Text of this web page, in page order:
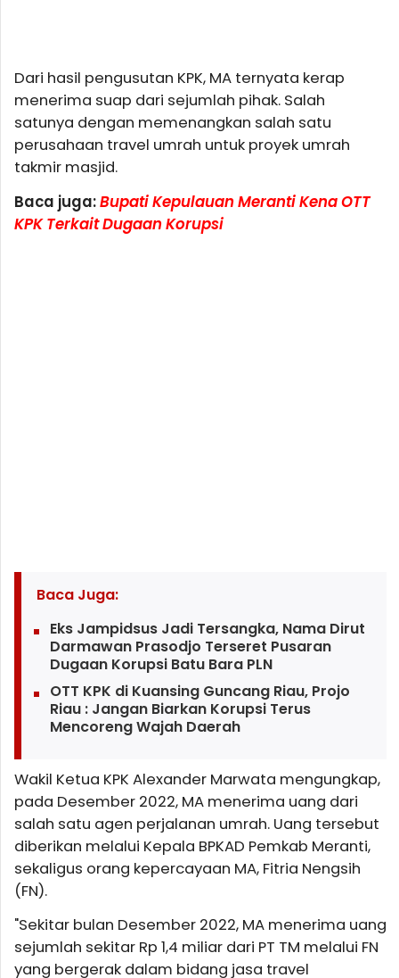
Dari hasil pengusutan KPK, MA ternyata kerap
menerima suap dari sejumlah pihak. Salah
satunya dengan memenangkan salah satu
perusahaan travel umrah untuk proyek umrah
takmir masjid.
Baca juga:Bupati Kepulauan Meranti Kena OTT
KPK Terkait Dugaan Korupsi
Baca Juga:
Eks Jampidsus Jadi Tersangka, Nama Dirut
Darmawan Prasodjo Terseret Pusaran
Dugaan Korupsi Batu Bara PLN
OTT KPK di Kuansing Guncang Riau, Projo
Riau : Jangan Biarkan Korupsi Terus
Mencoreng Wajah Daerah
Wakil Ketua KPK Alexander Marwata mengungkap,
pada Desember 2022, MA menerima uang dari
salah satu agen perjalanan umrah. Uang tersebut
diberikan melalui Kepala BPKAD Pemkab Meranti,
sekaligus orang kepercayaan MA, Fitria Nengsih
(FN).
"Sekitar bulan Desember 2022, MA menerima uang
sejumlah sekitar Rp 1,4 miliar dari PT TM melalui FN
yang bergerak dalam bidang jasa travel